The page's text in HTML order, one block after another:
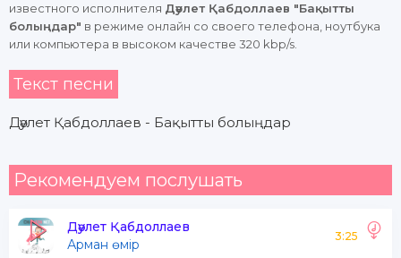
известного исполнителя Дәулет Қабдоллаев "Бақытты
болыңдар" в режиме онлайн со своего телефона, ноутбука
или компьютера в высоком качестве 320 kbp/s.
Текст песни
Дәулет Қабдоллаев - Бақытты болыңдар
Рекомендуем послушать
Дәулет Қабдоллаев
Арман өмір
3:25